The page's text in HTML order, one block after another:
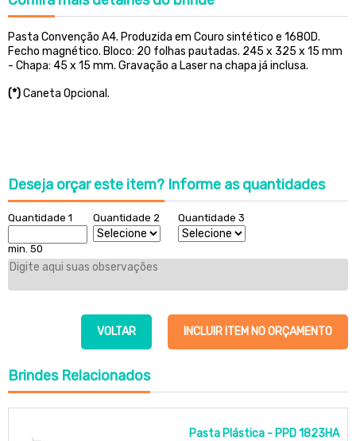
Pasta Convenção A4. Produzida em Couro sintético e 1680D.
Fecho magnético. Bloco: 20 folhas pautadas. 245 x 325 x 15 mm
- Chapa: 45 x 15 mm. Gravação a Laser na chapa já inclusa.
(*)Caneta Opcional.
Deseja orçar este item? Informe as quantidades
Quantidade 1
min. 50
Quantidade 2 Quantidade 3
INCLUIR ITEM NO ORÇAMENTO
VOLTAR
BrindesRelacionados
Pasta Plástica - PPD 1823HA